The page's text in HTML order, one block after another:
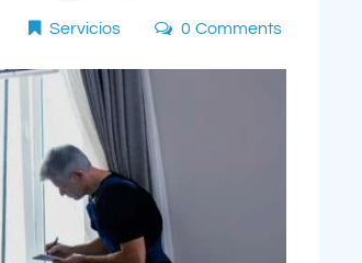
Servicios 0 Comments